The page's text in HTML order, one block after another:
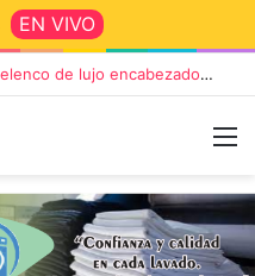
EN VIVO
“TIRRIA” llega a Tandil con un elenco de lujo encabezado por Capusotto, Spregelburd y Stefani